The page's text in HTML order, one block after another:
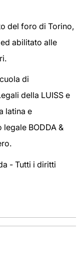
del foro di Torino,
abilitato alle
di
della LUISS e
latina e
BODDA &
- Tutti i diritti